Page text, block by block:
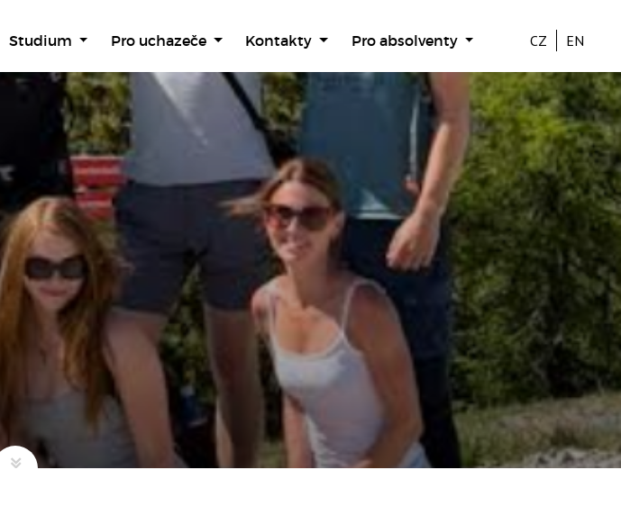
Studium Pro uchazeče Kontakty Pro absolventy CZ EN